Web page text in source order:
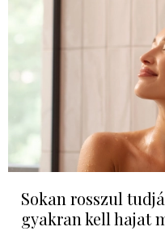
Sokan rosszul
gyakran kell hajat